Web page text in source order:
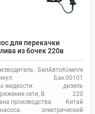
дизель
40
для перекачки
из бочек 220в
БелАк Бак 00101
БелАвтоКомплект
Бак.00101
жидкости:
дизель
сети, В:
220
производства:
Китай
электрический